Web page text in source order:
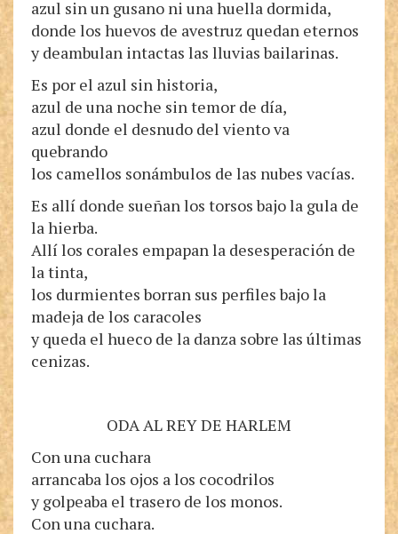
azul sin un gusano ni una huella dormida,
donde los huevos de avestruz quedan eternos
y deambulan intactas las lluvias bailarinas.
Es por el azul sin historia,
azul de una noche sin temor de día,
azul donde el desnudo del viento va
quebrando
los camellos sonámbulos de las nubes vacías.
Es allí donde sueñan los torsos bajo la gula de
la hierba.
Allí los corales empapan la desesperación de
la tinta,
los durmientes borran sus perfiles bajo la
madeja de los caracoles
y queda el hueco de la danza sobre las últimas
cenizas.
ODA AL REY DE HARLEM
Con una cuchara
arrancaba los ojos a los cocodrilos
y golpeaba el trasero de los monos.
Con una cuchara.